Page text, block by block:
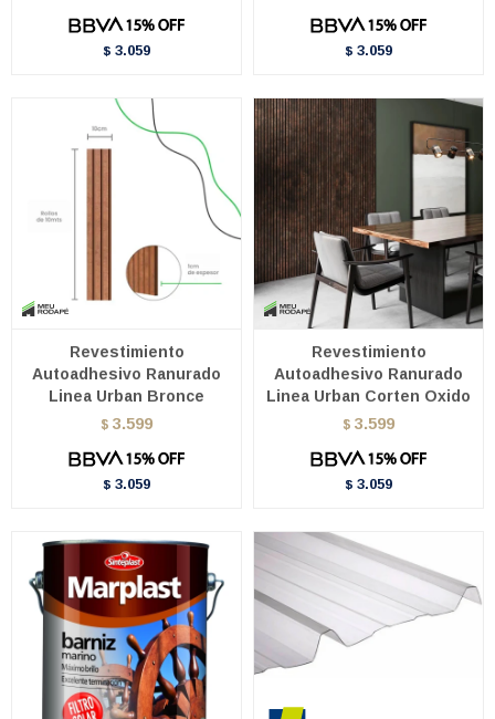
$ 3.059 $ 3.059
Revestimiento
Autoadhesivo Ranurado
Linea Urban Bronce
$ 3.599
$ 3.059
Revestimiento
Autoadhesivo Ranurado
Linea Urban Corten Oxido
$ 3.599
$ 3.059